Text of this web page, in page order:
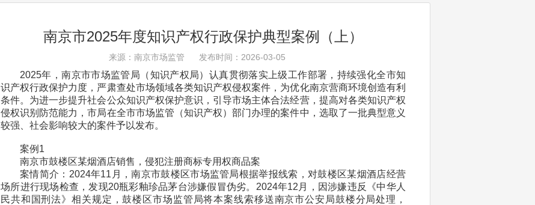
南京市2025年度知识产权行政保护典型案例（上）
来源：南京市场监管 发布时间：2026-03-05
2025年，南京市市场监管局（知识产权局）认真贯彻落实上级工作部署，持续强化全市知
识产权行政保护力度，严肃查处市场领域各类知识产权侵权案件，为优化南京营商环境创造有利
条件。为进一步提升社会公众知识产权保护意识，引导市场主体合法经营，提高对各类知识产权
侵权识别防范能力，市局在全市市场监管（知识产权）部门办理的案件中，选取了一批典型意义
较强、社会影响较大的案件予以发布。
案例1
南京市鼓楼区某烟酒店销售，侵犯注册商标专用权商品案
案情简介：2024年11月，南京市鼓楼区市场监管局根据举报线索，对鼓楼区某烟酒店经营
场所进行现场检查，发现20瓶彩釉珍品茅台涉嫌假冒伪劣。2024年12月，因涉嫌违反《中华人
民共和国刑法》相关规定，鼓楼区市场监管局将本案线索移送南京市公安局鼓楼分局处理，